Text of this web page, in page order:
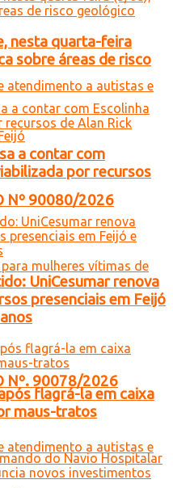
Nº 90080/2026
Nº. 90078/2026
nesta quarta-feira
sobre áreas de risco
a contar com
por recursos
UniCesumar renova
presenciais em Feijó
flagrá-la em caixa
maus-tratos